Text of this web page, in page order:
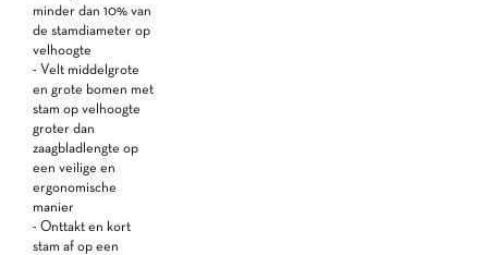
minder dan 10% van
de stamdiameter op
velhoogte
- Velt middelgrote
en grote bomen met
stam op velhoogte
groter dan
zaagbladlengte op
een veilige en
ergonomische
manier
- Onttakt en kort
stam af op een